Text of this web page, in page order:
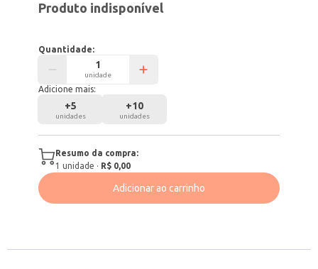
Produto indisponível
Quantidade:
unidade
Adicione mais:
+5
unidades
+10
unidades
Resumo da compra:
1 unidade · R$ 0,00
Adicionar ao carrinho